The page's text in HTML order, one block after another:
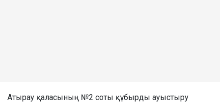
Атырау қаласының №2 соты құбырды ауыстыру